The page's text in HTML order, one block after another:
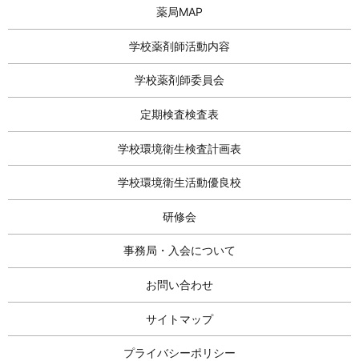
薬局MAP
学校薬剤師活動内容
学校薬剤師委員会
定期検査検査表
学校環境衛生検査計画表
学校環境衛生活動優良校
研修会
事務局・入会について
お問い合わせ
サイトマップ
プライバシーポリシー